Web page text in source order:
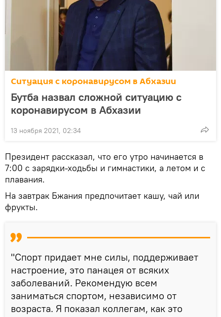
Ситуация с коронавирусом в Абхазии
Бутба назвал сложной ситуацию с
коронавирусом в Абхазии
13 ноября 2021, 02:34
Президент рассказал, что его утро начинается в
7:00 с зарядки-ходьбы и гимнастики, а летом и с
плавания.
На завтрак Бжания предпочитает кашу, чай или
фрукты.
"Спорт придает мне силы, поддерживает
настроение, это панацея от всяких
заболеваний. Рекомендую всем
заниматься спортом, независимо от
возраста. Я показал коллегам, как это